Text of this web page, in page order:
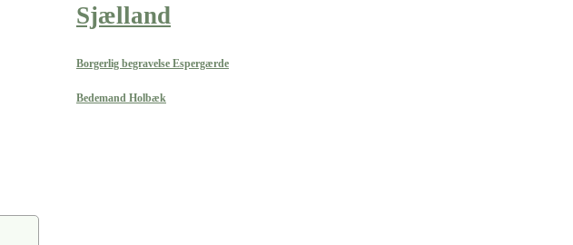
Sjælland
Borgerlig begravelse Espergærde
Bedemand Holbæk